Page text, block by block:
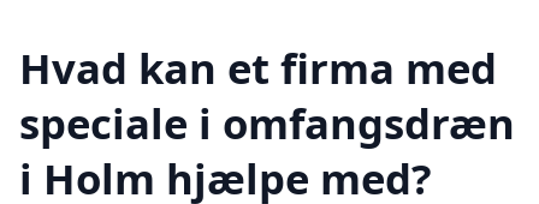
Hvad kan et firma med
speciale i omfangsdræn
i Holm hjælpe med?